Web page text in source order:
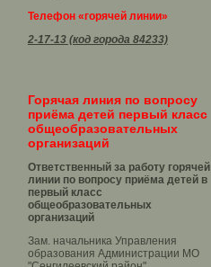
Телефон «горячей линии»
2-17-13 (код города 84233)
Горячая линия по вопросу
приёма детей первый класс
общеобразовательных
организаций
Ответственный за работу горячей
линии по вопросу приёма детей в
первый класс
общеобразовательных
организаций
Зам. начальника Управления
образования Администрации МО